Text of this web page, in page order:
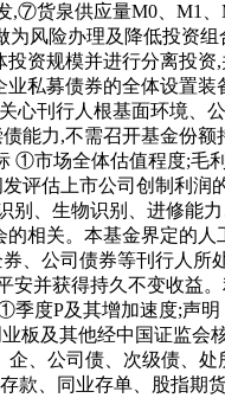
,⑦货泉供应量M0、M1
风险办理及降低投资
资规模并进行分离投
私募债券的全体设置
心刊行人根基面环境、
能力,不需召开基金份
①市场全体估值程度;毛
评估上市公司创制利润
别、生物识别、进修能
相关。本基金界定的
、公司债券等刊行人所
并获得持久不变收益
度P及其增加速度;声
板及其他经中国证监会
、公司债、次级债、
款、同业存单、股指期